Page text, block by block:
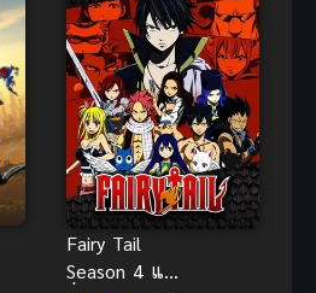
Fairy Tail
Season 4 แฟ